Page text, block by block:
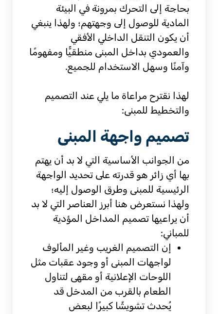
بحاجة إلى التحرك بمرونة في البيئة
المادية للوصول إلى وجهتهم؛ ولهذا ينبغي
أن يكون التنقل الداخلي الأفقي
والعمودي بداخل المبنى منطقيًّا ومفهومًا
وآمنًا وسهل الاستخدام للجميع.
لهذا نقترح مراعاة ما يلي عند التصميم
والتخطيط للمبنى:
تصميم واجهة المبنى
من الجوانب الأساسية التي لا بد أن يهتم
بها أي زائر هو قدرته على تحديد الواجهة
الرئيسية للمبنى وطرق الوصول إليه؛
ولهذا نستعرض هنا أبرز العناصر التي لا بد
أن يراعيها تصميم المداخل المؤدية
للمباني:
إن التصميم الغريب وغير المألوف
لواجهات المبنى أو وجود عقبات مثل
اللوحات الإعلانية أو مقهى لتناول
الطعام بالقرب من المدخل قد
يُحدث تشويشًا كبيرًا لبعض